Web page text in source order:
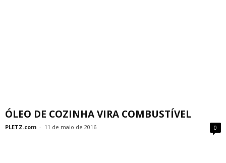
ÓLEO DE COZINHA VIRA COMBUSTÍVEL
PLETZ.com - 11 de maio de 2016 0